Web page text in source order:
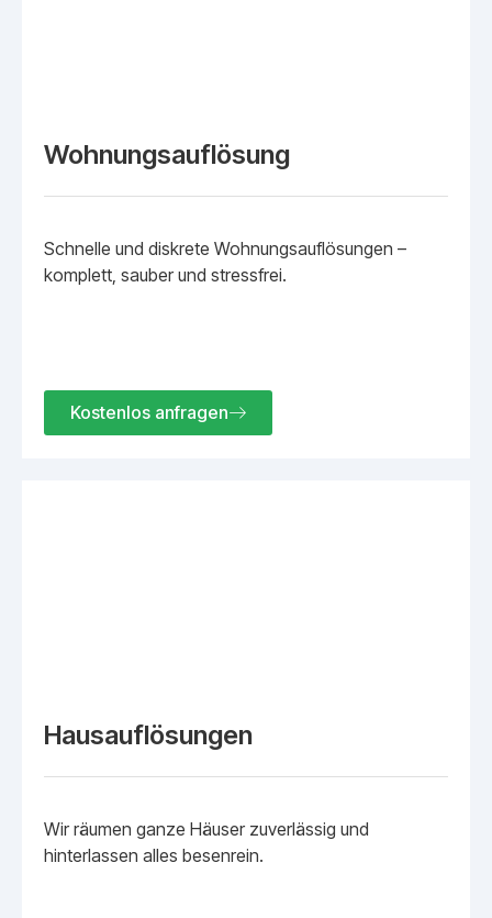
Wohnungsauflösung
Schnelle und diskrete Wohnungsauflösungen –
komplett, sauber und stressfrei.
Kostenlos anfragen
Hausauflösungen
Wir räumen ganze Häuser zuverlässig und
hinterlassen alles besenrein.